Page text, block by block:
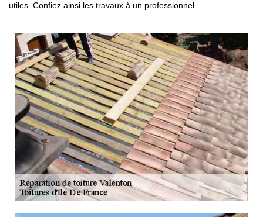
utiles. Confiez ainsi les travaux à un professionnel.